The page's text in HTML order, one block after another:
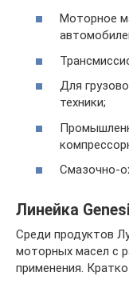
Моторное
Для
техники;
Смазочно-
Линейка
Среди продуктов
моторных масел с
применения.